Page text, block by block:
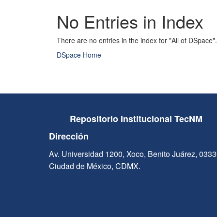
No Entries in Index
There are no entries in the index for "All of DSpace".
DSpace Home
Repositorio Institucional TecNM
Dirección
Av. Universidad 1200, Xoco, Benito Juárez,
Ciudad de México, CDMX.